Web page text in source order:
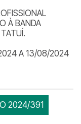
À BANDA
A 13/08/2024
2024/391